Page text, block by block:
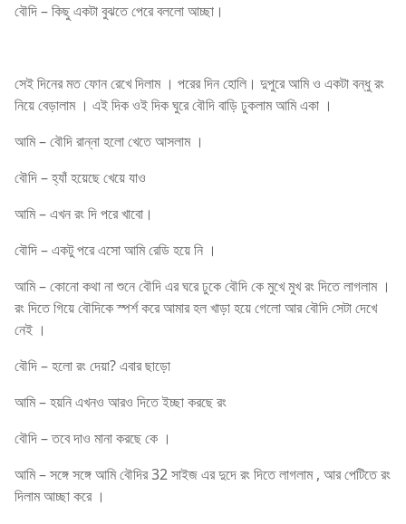
বৌদি – কিছু একটা বুঝতে পেরে বললো আচ্ছা।
সেই দিনের মত ফোন রেখে দিলাম । পরের দিন হোলি। দুপুরে আমি ও একটা বন্ধু রং
নিয়ে বেড়ালাম । এই দিক ওই দিক ঘুরে বৌদি বাড়ি ঢুকলাম আমি একা ।
আমি – বৌদি রান্না হলো খেতে আসলাম ।
বৌদি – হ্যাঁ হয়েছে খেয়ে যাও
আমি – এখন রং দি পরে খাবো।
বৌদি – একটু পরে এসো আমি রেডি হয়ে নি ।
আমি – কোনো কথা না শুনে বৌদি এর ঘরে ঢুকে বৌদি কে মুখে মুখ রং দিতে লাগলাম ।
রং দিতে গিয়ে বৌদিকে স্পর্শ করে আমার হল খাড়া হয়ে গেলো আর বৌদি সেটা দেখে
নেই ।
বৌদি – হলো রং দেয়া? এবার ছাড়ো
আমি – হয়নি এখনও আরও দিতে ইচ্ছা করছে রং
বৌদি – তবে দাও মানা করছে কে ।
আমি – সঙ্গে সঙ্গে আমি বৌদির 32 সাইজ এর দুদে রং দিতে লাগলাম , আর পেটিতে রং
দিলাম আচ্ছা করে ।